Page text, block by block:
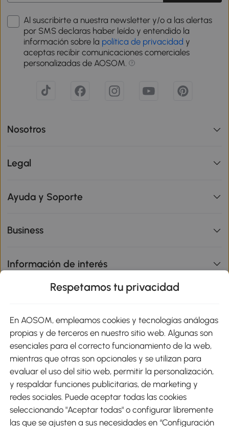
Al suscribirte a nuestra newsletter y/o a las alertas
por SMS declaras haber leído y entendido la
información sobre la política de privacidad y
aceptas recibir comunicaciones comerciales
personalizadas de AOSOM.
Nosotros
Legal
Ayuda y Soporte
Business
Información de interés
Métodos de Pago
Envíos
Respetamos tu privacidad
En AOSOM, empleamos cookies y tecnologías análogas
propias y de terceros en nuestro sitio web. Algunas son
esenciales para el correcto funcionamiento de la web,
mientras que otras son opcionales y se utilizan para
evaluar el uso del sitio web, permitir la personalización,
y respaldar funciones publicitarias, de marketing y
redes sociales. Puede aceptar todas las cookies
seleccionando "Aceptar todas" o configurar libremente
las que se ajusten a sus necesidades en “Configuración